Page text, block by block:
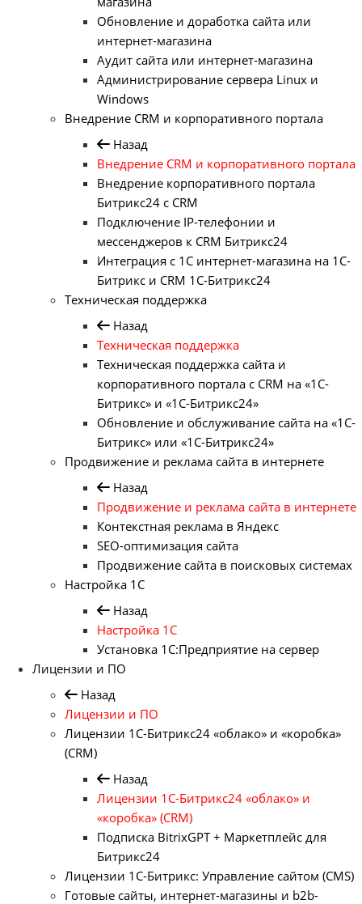
Обновление и доработка сайта или
интернет-магазина
Аудит сайта или интернет-магазина
Администрирование сервера Linux и
Windows
Внедрение CRM и корпоративного портала
Назад
Внедрение CRM и корпоративного портала
Внедрение корпоративного портала
Битрикс24 с CRM
Подключение IP-телефонии и
мессенджеров к CRM Битрикс24
Интеграция с 1С интернет-магазина на 1С-
Битрикс и CRM 1С-Битрикс24
Техническая поддержка
Назад
Техническая поддержка
Техническая поддержка сайта и
корпоративного портала с CRM на «1С-
Битрикс» и «1С-Битрикс24»
Обновление и обслуживание сайта на «1С-
Битрикс» или «1С-Битрикс24»
Продвижение и реклама сайта в интернете
Назад
Продвижение и реклама сайта в интернете
Контекстная реклама в Яндекс
SEO-оптимизация сайта
Продвижение сайта в поисковых системах
Настройка 1С
Назад
Настройка 1С
Установка 1С:Предприятие на сервер
Лицензии и ПО
Назад
Лицензии и ПО
Лицензии 1С-Битрикс24 «облако» и «коробка»
(CRM)
Назад
Лицензии 1С-Битрикс24 «облако» и
«коробка» (CRM)
Подписка BitrixGPT + Маркетплейс для
Битрикс24
Лицензии 1С-Битрикс: Управление сайтом (CMS)
Готовые сайты, интернет-магазины и b2b-